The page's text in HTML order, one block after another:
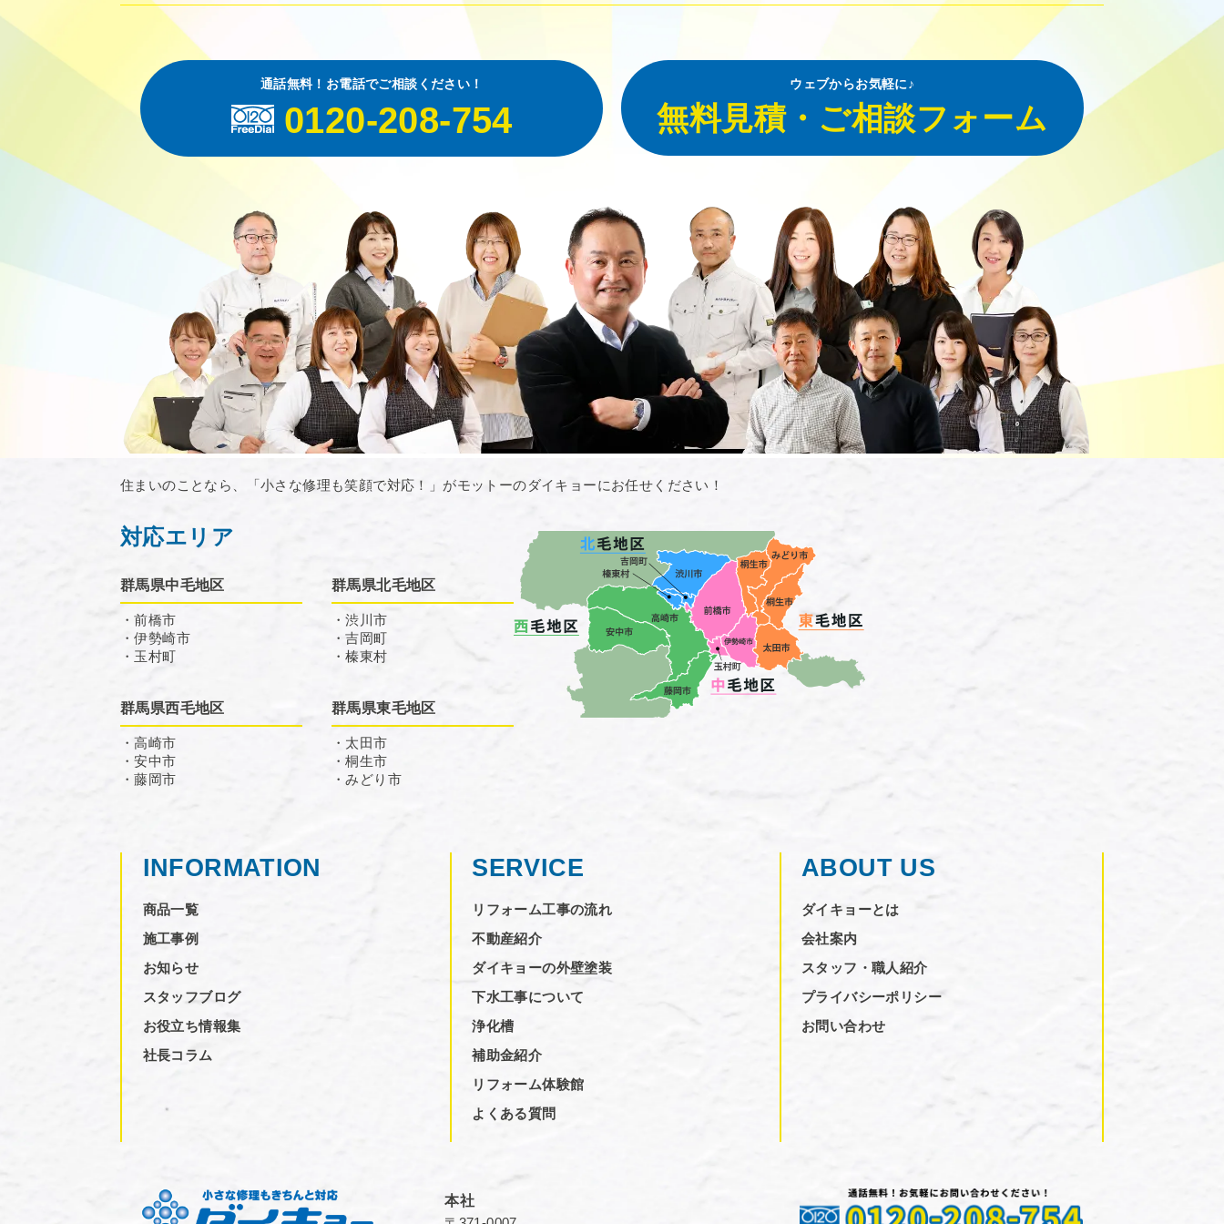
通話無料！お電話でご相談ください！
0120-208-754
ウェブからお気軽に♪
無料見積・ご相談フォーム
住まいのことなら、「小さな修理も笑顔で対応！」がモットーのダイキョーにお任せください！
対応エリア
群馬県中毛地区
・前橋市
・伊勢崎市
・玉村町
群馬県北毛地区
・渋川市
・吉岡町
・榛東村
群馬県西毛地区
・高崎市
・安中市
・藤岡市
群馬県東毛地区
・太田市
・桐生市
・みどり市
INFORMATION
商品一覧
施工事例
お知らせ
スタッフブログ
お役立ち情報集
社長コラム
SERVICE
リフォーム工事の流れ
不動産紹介
ダイキョーの外壁塗装
下水工事について
浄化槽
補助金紹介
リフォーム体験館
よくある質問
ABOUT US
ダイキョーとは
会社案内
スタッフ・職人紹介
プライバシーポリシー
お問い合わせ
本社